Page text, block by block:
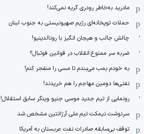
مادرید به‌خاطر رودری گریه نمی‌کند!
حملات توپخانه‌ای رژیم صهیونیستی به جنوب لبنان
چالش جالب و هیجان انگیز با رونالدینیو!
ضربه سر ممنوع؛انقلاب در قوانین فوتبال؟
به خودم بمب می‌بندم تا مسی را منفجر کنم!
نفتی‌ها دومین مهاجم را هم خریدند!
رونمایی از تیم جدید موسی جنپو وینگر سابق استقلال!
سرنوشت نیمکت تیم ملی آرژانتین مشخص شد
توقف بی‌سابقه صادرات نفت عربستان به آمریکا